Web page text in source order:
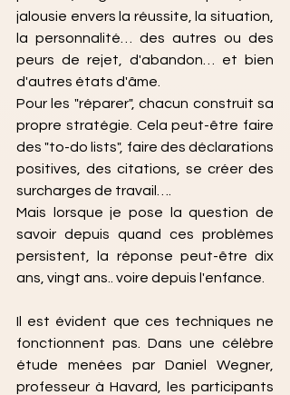
jalousie envers la réussite, la situation,
la personnalité… des autres ou des
peurs de rejet, d'abandon… et bien
d'autres états d'âme.
Pour les "réparer", chacun construit sa
propre stratégie. Cela peut-être faire
des "to-do lists", faire des déclarations
positives, des citations, se créer des
surcharges de travail….
Mais lorsque je pose la question de
savoir depuis quand ces problèmes
persistent, la réponse peut-être dix
ans, vingt ans.. voire depuis l'enfance.
Il est évident que ces techniques ne
fonctionnent pas. Dans une célèbre
étude menées par Daniel Wegner,
professeur à Havard, les participants